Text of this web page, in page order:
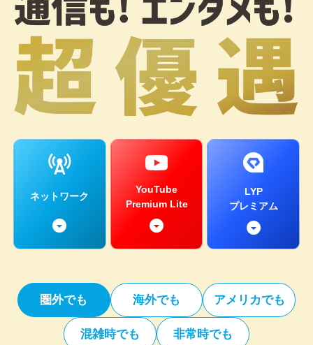
ネットワーク
YouTube
Premium Lite
LYP
プレミアム
圏外でも 海外でも アメリカでも
混雑時でも 非常時でも